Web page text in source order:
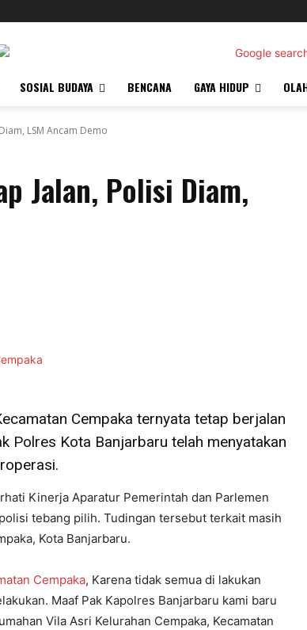
SOSIAL BUDAYA BENCANA GAYA HIDUP
LSM Ancam Demo
Jalan, Polisi Diam,
Cempaka ternyata tetap berjalan
Polres Kota Banjarbaru telah menyatakan
Kinerja Aparatur Pemerintah dan Parlemen
tebang pilih. Tudingan tersebut terkait masih
Kota Banjarbaru.
Cempaka, Karena tidak semua di lakukan
Maaf Pak Kapolres Banjarbaru kami baru
Vila Asri Kelurahan Cempaka, Kecamatan